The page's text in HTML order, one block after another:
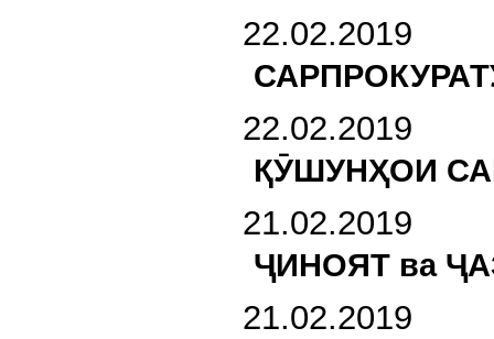
22.02.2019
22.02.2019
ҚӮШУНҲОИ
21.02.2019
ҶИНОЯТ ва
21.02.2019